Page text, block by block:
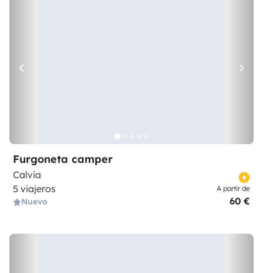
Furgoneta camper
Calvia
5 viajeros
Nuevo
A partir de
60 €